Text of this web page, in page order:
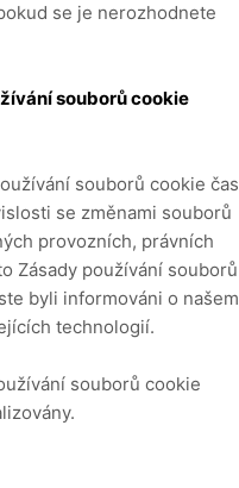
se je nerozhodnete
souborů cookie
souborů cookie čas
se změnami souborů
provozních, právních
Zásady používání souborů
byli informováni o našem
technologií.
souborů cookie